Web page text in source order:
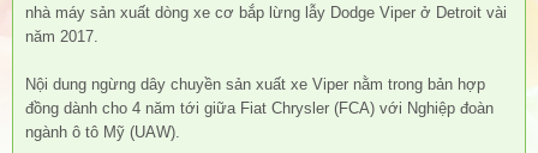
nhà máy sản xuất dòng xe cơ bắp lừng lẫy Dodge Viper ở Detroit vài
năm 2017.
Nội dung ngừng dây chuyền sản xuất xe Viper nằm trong bản hợp
đồng dành cho 4 năm tới giữa Fiat Chrysler (FCA) với Nghiệp đoàn
ngành ô tô Mỹ (UAW).